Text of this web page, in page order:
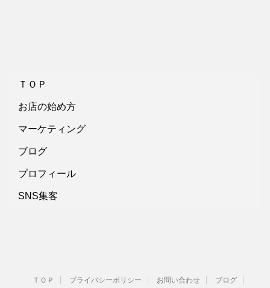
ＴＯＰ
お店の始め方
マーケティング
ブログ
プロフィール
SNS集客
ＴＯＰ プライバシーポリシー お問い合わせ
ブログ